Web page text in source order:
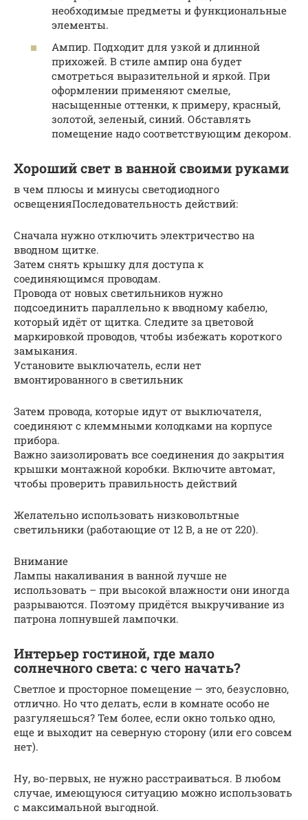
необходимые предметы и функциональные
элементы.
Ампир. Подходит для узкой и длинной
прихожей. В стиле ампир она будет
смотреться выразительной и яркой. При
оформлении применяют смелые,
насыщенные оттенки, к примеру, красный,
золотой, зеленый, синий. Обставлять
помещение надо соответствующим декором.
Хороший свет в ванной своими руками
в чем плюсы и минусы светодиодного
освещенияПоследовательность действий:
Сначала нужно отключить электричество на
вводном щитке.
Затем снять крышку для доступа к
соединяющимся проводам.
Провода от новых светильников нужно
подсоединить параллельно к вводному кабелю,
который идёт от щитка. Следите за цветовой
маркировкой проводов, чтобы избежать короткого
замыкания.
Установите выключатель, если нет
вмонтированного в светильник
Затем провода, которые идут от выключателя,
соединяют с клеммными колодками на корпусе
прибора.
Важно заизолировать все соединения до закрытия
крышки монтажной коробки. Включите автомат,
чтобы проверить правильность действий
Желательно использовать низковольтные
светильники (работающие от 12 В, а не от 220).
Внимание
Лампы накаливания в ванной лучше не
использовать – при высокой влажности они иногда
разрываются. Поэтому придётся выкручивание из
патрона лопнувшей лампочки.
Интерьер гостиной, где мало
солнечного света: с чего начать?
Светлое и просторное помещение — это, безусловно,
отлично. Но что делать, если в комнате особо не
разгуляешься? Тем более, если окно только одно,
еще и выходит на северную сторону (или его совсем
нет).
Ну, во-первых, не нужно расстраиваться. В любом
случае, имеющуюся ситуацию можно использовать
с максимальной выгодной.